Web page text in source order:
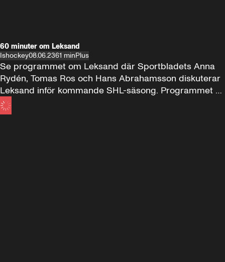
60 minuter om Leksand
Ishockey08.06.2361 minPlus
Se programmet om Leksand där Sportbladets Anna
Rydén, Tomas Ros och Hans Abrahamsson diskuterar
Leksand inför kommande SHL-säsong. Programmet
gästas av Leksands general manager Thomas
Johansson.